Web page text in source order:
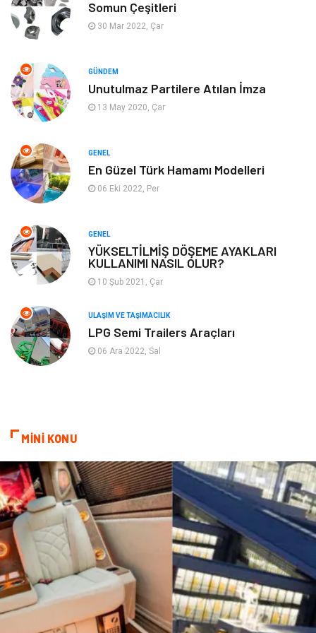
Alışveriş
Organizasyon Mobilya
Tatil Finans & Ekonomi
Turizm
Aksesuar
Plastik
Ambalaj Eğlence
Pazarlama
Bilişim televizyon
Bebek Giyim Dernekler ve Birlikler
çiçek İnternet
Tarım & Hayvancılık Endüstriyel Ürünler
Somun Çeşitleri
30 Mar 2022, Çar
GÜNDEM
Unutulmaz Partilere Atılan İmza
13 May 2020, Çar
GENEL
En Güzel Türk Hamamı Modelleri
06 Eki 2022, Per
GENEL
YÜKSELTİLMİŞ DÖŞEME AYAKLARI
KULLANIMI NASIL OLUR?
10 Şub 2021, Çar
ULAŞIM VE TAŞIMACILIK
LPG Semi Trailers Araçları
06 Ara 2022, Sal
MİNİ KONU